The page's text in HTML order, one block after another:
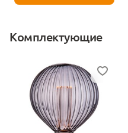
Комплектующие